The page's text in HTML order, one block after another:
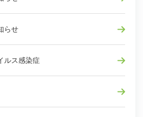
らせ
ス感染症